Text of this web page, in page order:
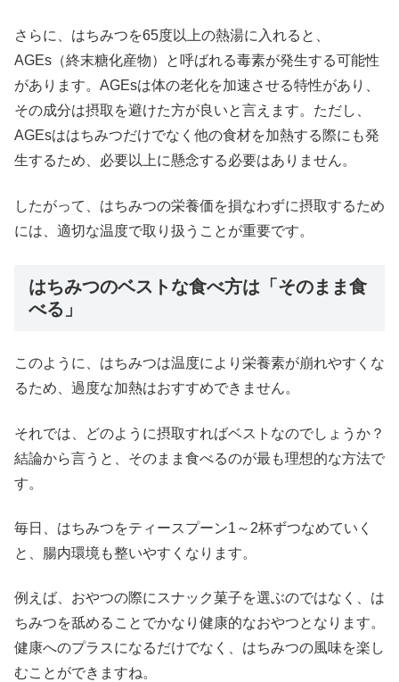
さらに、はちみつを65度以上の熱湯に入れると、
AGEs（終末糖化産物）と呼ばれる毒素が発生する可能性
があります。AGEsは体の老化を加速させる特性があり、
その成分は摂取を避けた方が良いと言えます。ただし、
AGEsははちみつだけでなく他の食材を加熱する際にも発
生するため、必要以上に懸念する必要はありません。
したがって、はちみつの栄養価を損なわずに摂取するため
には、適切な温度で取り扱うことが重要です。
はちみつのベストな食べ方は「そのまま食
べる」
このように、はちみつは温度により栄養素が崩れやすくな
るため、過度な加熱はおすすめできません。
それでは、どのように摂取すればベストなのでしょうか？
結論から言うと、そのまま食べるのが最も理想的な方法で
す。
毎日、はちみつをティースプーン1～2杯ずつなめていく
と、腸内環境も整いやすくなります。
例えば、おやつの際にスナック菓子を選ぶのではなく、は
ちみつを舐めることでかなり健康的なおやつとなります。
健康へのプラスになるだけでなく、はちみつの風味を楽し
むことができますね。